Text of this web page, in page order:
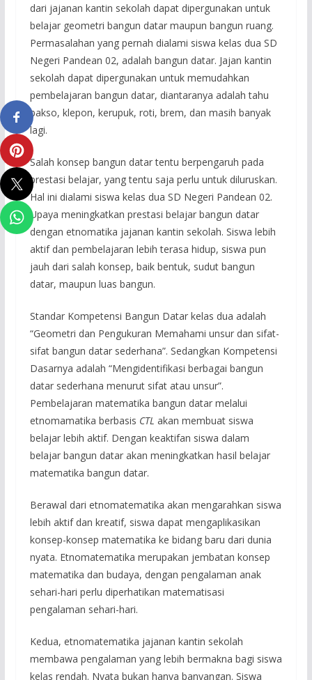
dari jajanan kantin sekolah dapat dipergunakan untuk
belajar geometri bangun datar maupun bangun ruang.
Permasalahan yang pernah dialami siswa kelas dua SD
Negeri Pandean 02, adalah bangun datar. Jajan kantin
sekolah dapat dipergunakan untuk memudahkan
pembelajaran bangun datar, diantaranya adalah tahu
bakso, klepon, kerupuk, roti, brem, dan masih banyak
lagi.
Salah konsep bangun datar tentu berpengaruh pada
prestasi belajar, yang tentu saja perlu untuk diluruskan.
Hal ini dialami siswa kelas dua SD Negeri Pandean 02.
Upaya meningkatkan prestasi belajar bangun datar
dengan etnomatika jajanan kantin sekolah. Siswa lebih
aktif dan pembelajaran lebih terasa hidup, siswa pun
jauh dari salah konsep, baik bentuk, sudut bangun
datar, maupun luas bangun.
Standar Kompetensi Bangun Datar kelas dua adalah
“Geometri dan Pengukuran Memahami unsur dan sifat-
sifat bangun datar sederhana”. Sedangkan Kompetensi
Dasarnya adalah “Mengidentifikasi berbagai bangun
datar sederhana menurut sifat atau unsur”.
Pembelajaran matematika bangun datar melalui
etnomamatika berbasis CTL akan membuat siswa
belajar lebih aktif. Dengan keaktifan siswa dalam
belajar bangun datar akan meningkatkan hasil belajar
matematika bangun datar.
Berawal dari etnomatematika akan mengarahkan siswa
lebih aktif dan kreatif, siswa dapat mengaplikasikan
konsep-konsep matematika ke bidang baru dari dunia
nyata. Etnomatematika merupakan jembatan konsep
matematika dan budaya, dengan pengalaman anak
sehari-hari perlu diperhatikan matematisasi
pengalaman sehari-hari.
Kedua, etnomatematika jajanan kantin sekolah
membawa pengalaman yang lebih bermakna bagi siswa
kelas rendah. Nyata bukan hanya banyangan. Siswa